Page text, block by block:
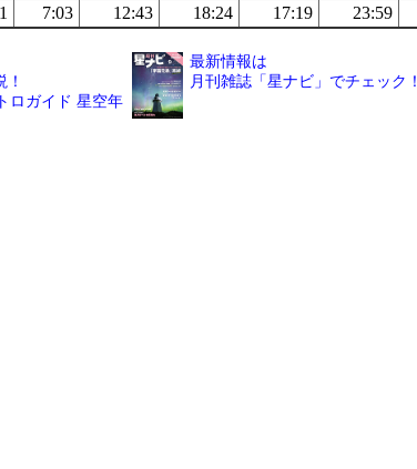
7:03 12:43 18:24 17:19 23:59
ロガイド 星空年
最新情報は
月刊雑誌「星ナビ」でチェック！